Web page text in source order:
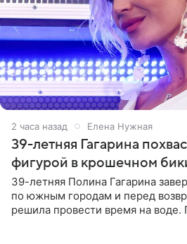
2 часа назад Елена Нужная
39-летняя Гагарина
фигурой в крошечном
39-летняя Полина Гагарина
по южным городам и перед
решила провести время на воде.